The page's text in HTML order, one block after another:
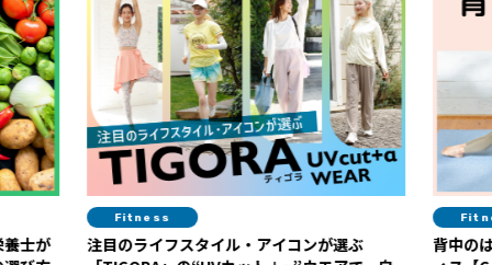
Fitness
注目のライフスタイル・アイコンが選ぶ
Fitness
背中のはみ